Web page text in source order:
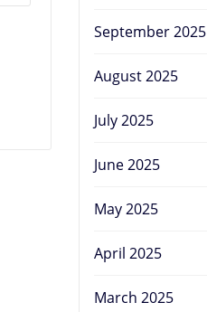
September 2025
August 2025
July 2025
June 2025
May 2025
April 2025
March 2025